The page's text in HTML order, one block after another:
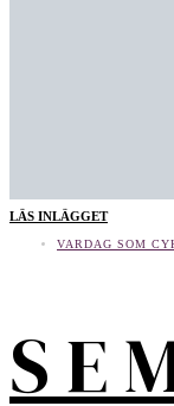
LÄS INLÄGGET
VARDAG SOM
S E